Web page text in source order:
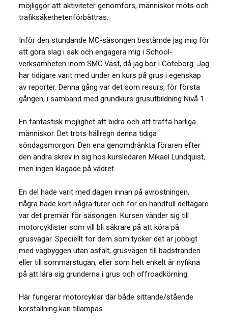
möjliggör att aktiviteter genomförs, människor möts och
trafiksäkerhetenförbättras.
Inför den stundande MC-säsongen bestämde jag mig för
att göra slag i sak och engagera mig i School-
verksamheten inom SMC Väst, då jag bor i Göteborg. Jag
har tidigare varit med under en kurs på grus i egenskap
av reporter. Denna gång var det som resurs, för första
gången, i samband med grundkurs grusutbildning Nivå 1.
En fantastisk möjlighet att bidra och att träffa härliga
människor. Det trots hällregn denna tidiga
söndagsmorgon. Den ena genomdränkta föraren efter
den andra skrev in sig hos kursledaren Mikael Lundquist,
men ingen klagade på vädret.
En del hade varit med dagen innan på avrostningen,
några hade kört några turer och för en handfull deltagare
var det premiär för säsongen. Kursen vänder sig till
motorcyklister som vill bli säkrare på att köra på
grusvägar. Speciellt för dem som tycker det är jobbigt
med vägbyggen utan asfalt, grusvägen till badstranden
eller till sommarstugan, eller som helt enkelt är nyfikna
på att lära sig grunderna i grus och offroadkörning.
Här fungerar motorcyklar där både sittande/stående
körställning kan tillämpas.